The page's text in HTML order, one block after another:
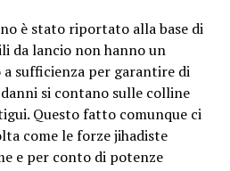
è stato riportato alla base di
da lancio non hanno un
a sufficienza per garantire di
si contano sulle colline
Questo fatto comunque ci
come le forze jihadiste
e per conto di potenze